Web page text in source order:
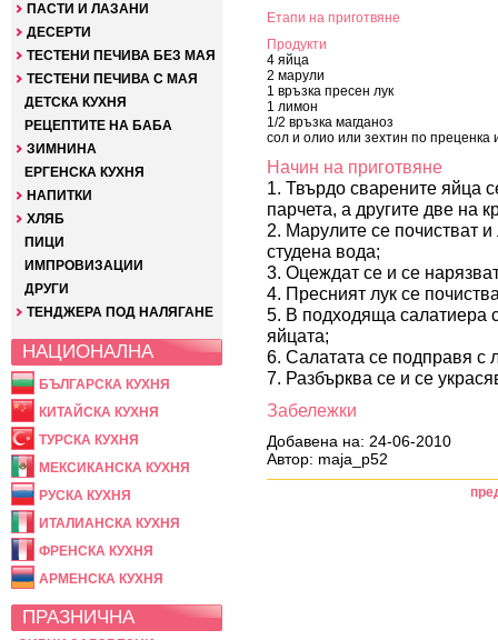
ПАСТИ И ЛАЗАНИ
ДЕСЕРТИ
ТЕСТЕНИ ПЕЧИВА БЕЗ МАЯ
ТЕСТЕНИ ПЕЧИВА С МАЯ
ДЕТСКА КУХНЯ
РЕЦЕПТИТЕ НА БАБА
ЗИМНИНА
ЕРГЕНСКА КУХНЯ
НАПИТКИ
ХЛЯБ
ПИЦИ
ИМПРОВИЗАЦИИ
ДРУГИ
ТЕНДЖЕРА ПОД НАЛЯГАНЕ
НАЦИОНАЛНА
БЪЛГАРСКА КУХНЯ
КИТАЙСКА КУХНЯ
ТУРСКА КУХНЯ
МЕКСИКАНСКА КУХНЯ
РУСКА КУХНЯ
ИТАЛИАНСКА КУХНЯ
ФРЕНСКА КУХНЯ
АРМЕНСКА КУХНЯ
ПРАЗНИЧНА
Етапи на приготвяне
Продукти
4 яйца
2 марули
1 връзка пресен лук
1 лимон
1/2 връзка магданоз
сол и олио или зехтин по преценка
Начин на приготвяне
1. Твърдо сварените яйца
парчета, а другите две на
2. Марулите се почистват
студена вода;
3. Оцеждат се и се
4. Пресният лук се
5. В подходяща салатиера
яйцата;
6. Салатата се подправя с
7. Разбърква се и се
Забележки
Добавена на: 24-06-2010
Автор: maja_p52